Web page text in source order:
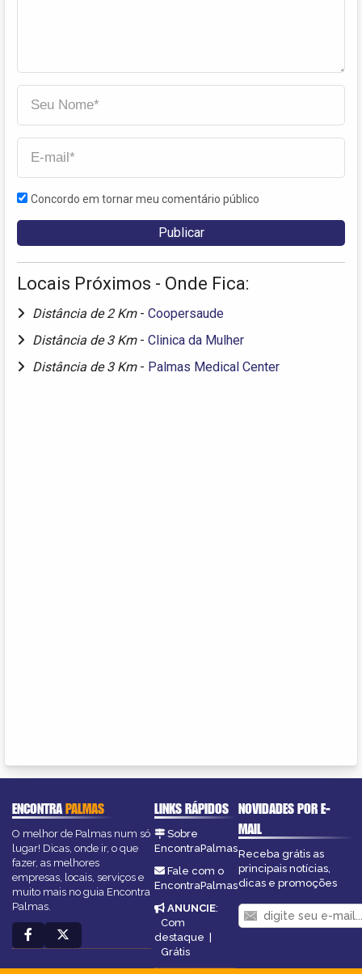
Concordo em tornar meu comentário público
Locais Próximos - Onde Fica:
Distância de 2 Km - Coopersaude
Distância de 3 Km - Clinica da Mulher
Distância de 3 Km - Palmas Medical Center
ENCONTRAPALMAS
O melhor de Palmas num só
lugar! Dicas, onde ir, o que
fazer, as melhores
empresas, locais, serviços e
muito mais no guia Encontra
Palmas.
LINKS RÁPIDOS
Sobre
EncontraPalmas
Fale com o
EncontraPalmas
ANUNCIE:
Com
destaque |
Grátis
NOVIDADES POR E-
MAIL
Receba grátis as
principais notícias,
dicas e promoções